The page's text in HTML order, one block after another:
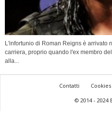
L'infortunio di Roman Reigns è arrivato
carriera, proprio quando l'ex membro
alla...
Contatti Cookies
© 2014 - 2024